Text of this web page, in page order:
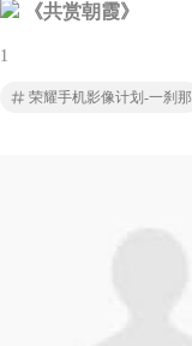
《共赏朝霞》
1
荣耀手机影像计划-一刹那